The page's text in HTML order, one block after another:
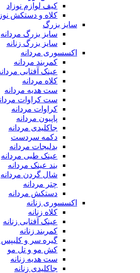
کیف لوازم نوزاد
کلاه و دستکش
سایز بزرگ
سایز بزرگ مردانه
سایز بزرگ زنانه
اکسسوری مردانه
کمربند مردانه
عینک آفتابی
کلاه مردانه
ست هدیه مردانه
ست کراوات
کراوات مردانه
پاپیون مردانه
جاکلیدی مردانه
دکمه سردست
بدلیجات مردانه
عینک طبی مردانه
بند عینک مردانه
شال گردن مردانه
چتر مردانه
دستکش مردانه
اکسسوری زنانه
کلاه زنانه
عینک آفتابی زنانه
کمربند زنانه
گیره سر و کلیپس
کش مو و تل مو
ست هدیه زنانه
جاکلیدی زنانه